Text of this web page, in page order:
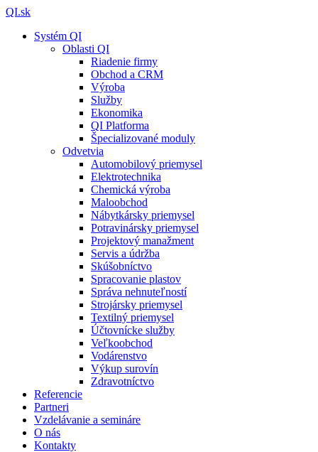
QI.sk
Systém QI
Oblasti QI
Riadenie firmy
Obchod a CRM
Výroba
Služby
Ekonomika
QI Platforma
Špecializované moduly
Odvetvia
Automobilový priemysel
Elektrotechnika
Chemická výroba
Maloobchod
Nábytkársky priemysel
Potravinársky priemysel
Projektový manažment
Servis a údržba
Skúšobníctvo
Spracovanie plastov
Správa nehnuteľností
Strojársky priemysel
Textilný priemysel
Účtovnícke služby
Veľkoobchod
Vodárenstvo
Výkup surovín
Zdravotníctvo
Referencie
Partneri
Vzdelávanie a semináre
O nás
Kontakty